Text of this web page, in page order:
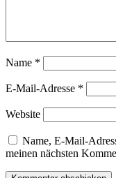
Name *
E-Mail-Adresse *
Website
Name, E-Mail-
meinen nächsten